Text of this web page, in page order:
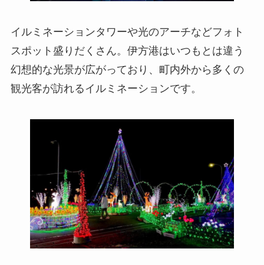
イルミネーションタワーや光のアーチなどフォト
スポット盛りだくさん。伊方港はいつもとは違う
幻想的な光景が広がっており、町内外から多くの
観光客が訪れるイルミネーションです。